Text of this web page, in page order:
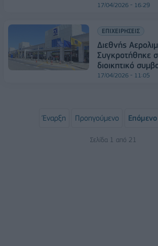
17/04/2026 - 16:29
ΕΠΙΧΕΙΡΗΣΕΙΣ
Διεθνής
Συγκροτήθηκε
διοικητικό
17/04/2026 - 11:05
Έναρξη Προηγούμενο Επόμενο
Σελίδα 1 από 21